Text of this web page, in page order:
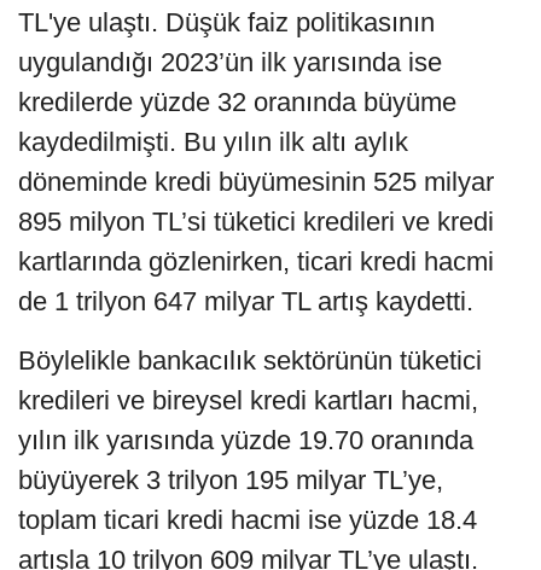
TL'ye ulaştı. Düşük faiz politikasının
uygulandığı 2023’ün ilk yarısında ise
kredilerde yüzde 32 oranında büyüme
kaydedilmişti. Bu yılın ilk altı aylık
döneminde kredi büyümesinin 525 milyar
895 milyon TL’si tüketici kredileri ve kredi
kartlarında gözlenirken, ticari kredi hacmi
de 1 trilyon 647 milyar TL artış kaydetti.
Böylelikle bankacılık sektörünün tüketici
kredileri ve bireysel kredi kartları hacmi,
yılın ilk yarısında yüzde 19.70 oranında
büyüyerek 3 trilyon 195 milyar TL’ye,
toplam ticari kredi hacmi ise yüzde 18.4
artışla 10 trilyon 609 milyar TL’ye ulaştı.